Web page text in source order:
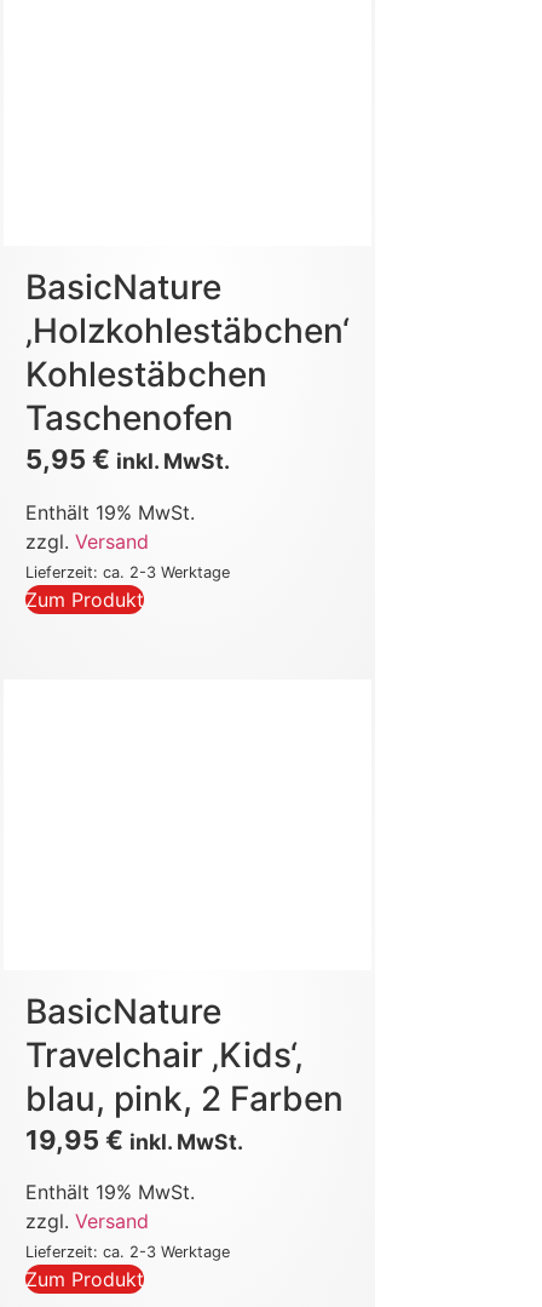
BasicNature
‚Holzkohlestäbchen‘
Kohlestäbchen
Taschenofen
5,95€ inkl. MwSt.
Enthält 19% MwSt.
zzgl.Versand
Lieferzeit: ca. 2-3 Werktage
Zum Produkt
BasicNature
Travelchair ‚Kids‘,
blau, pink, 2 Farben
19,95€ inkl. MwSt.
Enthält 19% MwSt.
zzgl.Versand
Lieferzeit: ca. 2-3 Werktage
Zum Produkt